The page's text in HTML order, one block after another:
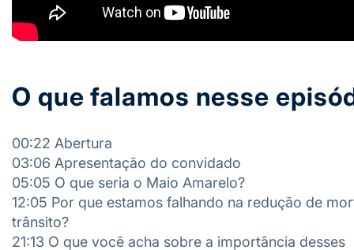
O que falamos nesse
00:22 Abertura
03:06 Apresentação do convidado
05:05 O que seria o Maio Amarelo?
12:05 Por que estamos falhando na redução de
trânsito?
21:13 O que você acha sobre a importância desses